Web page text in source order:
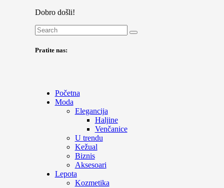
Dobro došli!
Pratite nas:
Početna
Moda
Elegancija
Haljine
Venčanice
U trendu
Kežual
Biznis
Aksesoari
Lepota
Kozmetika